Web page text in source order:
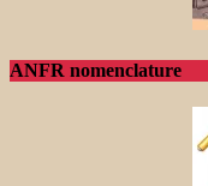
ANFR nomenclature